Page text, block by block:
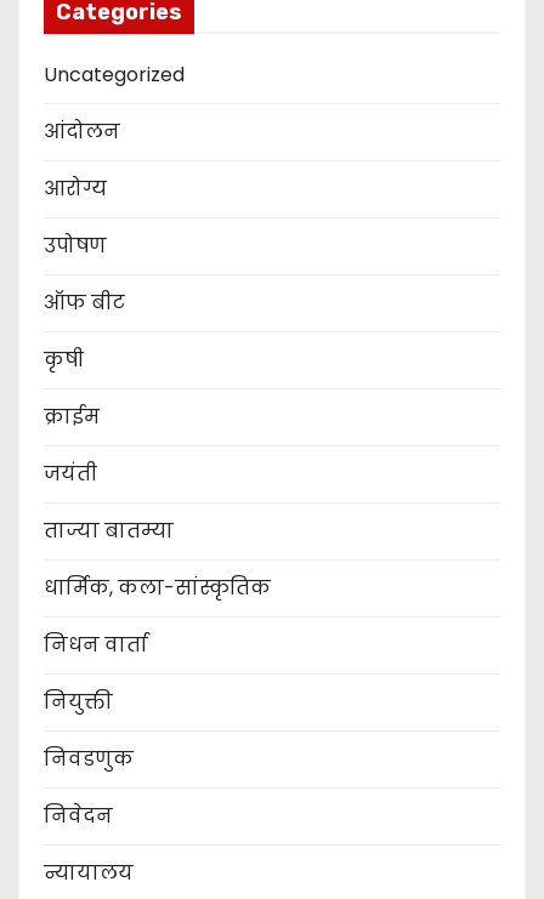
Categories
Uncategorized
आंदोलन
आरोग्य
उपोषण
ऑफ बीट
कृषी
क्राईम
जयंती
ताज्या बातम्या
धार्मिक, कला-सांस्कृतिक
निधन वार्ता
नियुक्ती
निवडणुक
निवेदन
न्यायालय